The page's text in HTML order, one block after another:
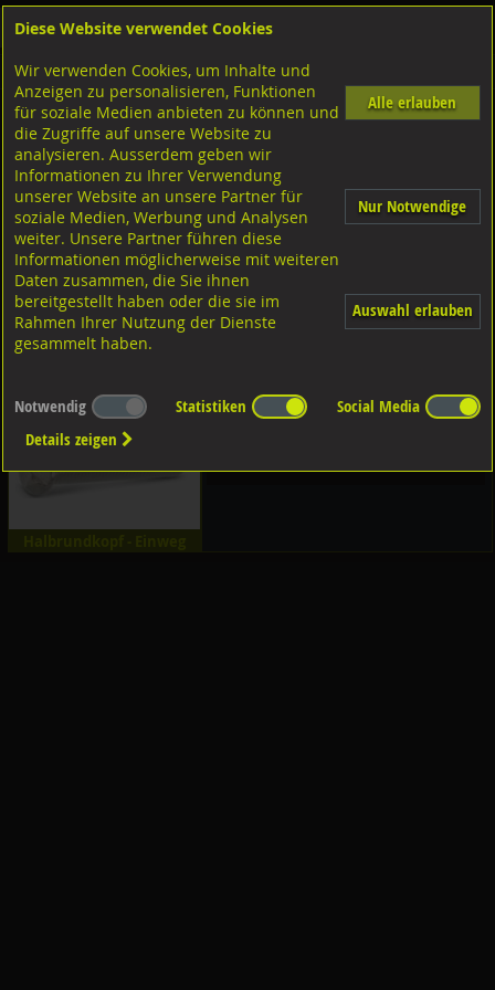
Shop Schrauben Sicherheitsschrauben metrisch
Diverse Ausführungen
Linsen-Pan-Head Kopf
Diverse Ausführungen
Senkkopf
Diverse Ausführungen
Diese Website verwendet Cookies
Wir verwenden Cookies, um Inhalte und
Anzeigen zu personalisieren, Funktionen
für soziale Medien anbieten zu können und
die Zugriffe auf unsere Website zu
analysieren. Ausserdem geben wir
Informationen zu Ihrer Verwendung
unserer Website an unsere Partner für
soziale Medien, Werbung und Analysen
weiter. Unsere Partner führen diese
Informationen möglicherweise mit weiteren
Daten zusammen, die Sie ihnen
bereitgestellt haben oder die sie im
Rahmen Ihrer Nutzung der Dienste
gesammelt haben.
Alle erlauben
Nur Notwendige
Auswahl erlauben
Notwendig Statistiken
Social Media
Details zeigen